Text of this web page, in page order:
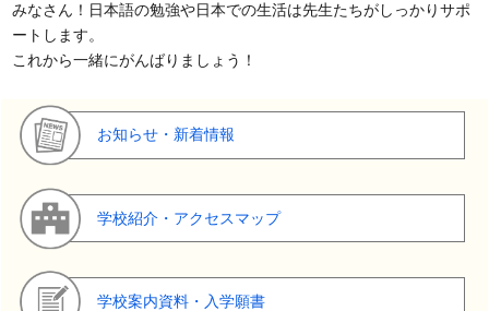
みなさん！日本語の勉強や日本での生活は先生たちがしっかりサポ
ートします。
これから一緒にがんばりましょう！
お知らせ・新着情報
学校紹介・アクセスマップ
学校案内資料・入学願書